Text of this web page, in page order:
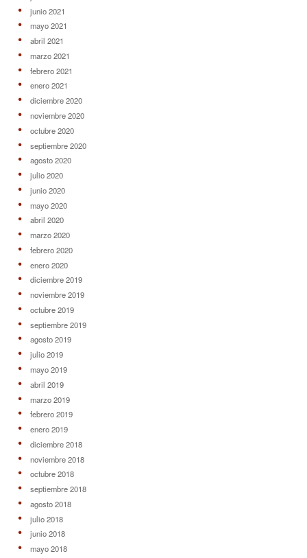
junio 2021
mayo 2021
abril 2021
marzo 2021
febrero 2021
enero 2021
diciembre 2020
noviembre 2020
octubre 2020
septiembre 2020
agosto 2020
julio 2020
junio 2020
mayo 2020
abril 2020
marzo 2020
febrero 2020
enero 2020
diciembre 2019
noviembre 2019
octubre 2019
septiembre 2019
agosto 2019
julio 2019
mayo 2019
abril 2019
marzo 2019
febrero 2019
enero 2019
diciembre 2018
noviembre 2018
octubre 2018
septiembre 2018
agosto 2018
julio 2018
junio 2018
mayo 2018